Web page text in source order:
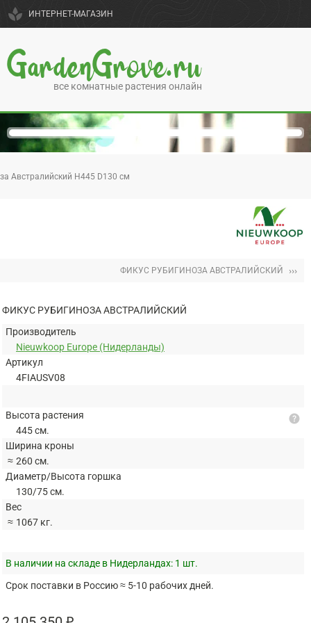
spa ИНТЕРНЕТ-МАГАЗИН
GardenGrove.ru
все комнатные растения онлайн
Австралийский H445 D130 см
ФИКУС РУБИГИНОЗА АВСТРАЛИЙСКИЙ ›››
ФИКУС РУБИГИНОЗА АВСТРАЛИЙСКИЙ
Производитель
Nieuwkoop Europe (Нидерланды)
Артикул
4FIAUSV08
Высота растения
445 см.
Ширина кроны
≈ 260 см.
Диаметр/Высота горшка
130/75 см.
Вес
≈ 1067 кг.
help
В наличии на складе в Нидерландах: 1 шт.
Срок поставки в Россию ≈ 5-10 рабочих дней.